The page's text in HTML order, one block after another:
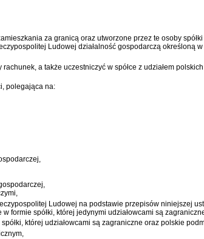
za granicą oraz utworzone przez te osoby
Ludowej działalność gospodarczą określoną
a także uczestniczyć w spółce z udziałem
polegająca na:
Ludowej na podstawie przepisów niniejszej
formie spółki, której jedynymi udziałowcami są
której udziałowcami są zagraniczne oraz polskie